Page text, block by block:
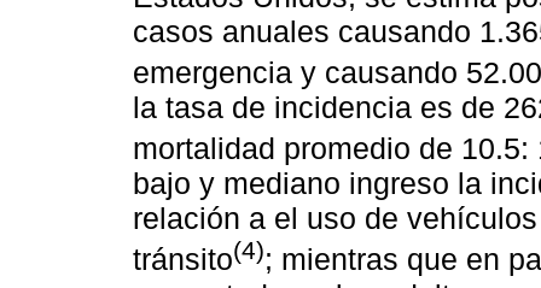
casos anuales causando
emergencia y causando
la tasa de incidencia es de
mortalidad promedio de
bajo y mediano ingreso la
relación a el uso de
tránsito(4); mientras que en